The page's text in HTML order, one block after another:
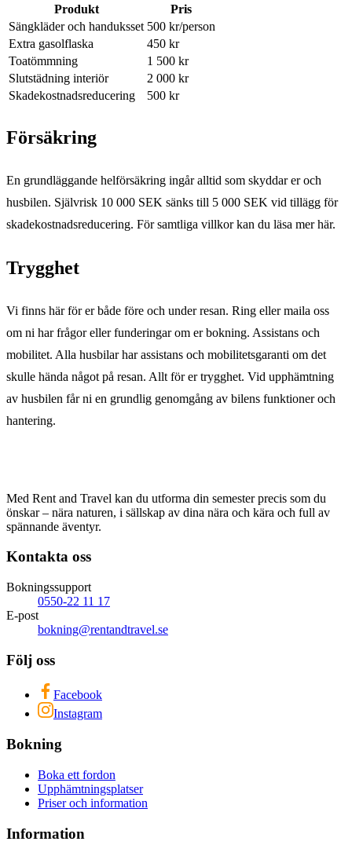
Produkt
Pris
Sängkläder och handuksset 500 kr/person
Extra gasolflaska
450 kr
Toatömmning
1 500 kr
Slutstädning interiör
2 000 kr
Skadekostnadsreducering
500 kr
Försäkring
En grundläggande helförsäkring ingår alltid som skyddar er och
husbilen. Självrisk 10 000 SEK sänks till 5 000 SEK vid tillägg för
skadekostnadsreducering. För samtliga villkor kan du läsa mer här.
Trygghet
Vi finns här för er både före och under resan. Ring eller maila oss
om ni har frågor eller funderingar om er bokning. Assistans och
mobilitet. Alla husbilar har assistans och mobilitetsgaranti om det
skulle hända något på resan. Allt för er trygghet. Vid upphämtning
av husbilen får ni en grundlig genomgång av bilens funktioner och
hantering.
Med Rent and Travel kan du utforma din semester precis som du
önskar – nära naturen, i sällskap av dina nära och kära och full av
spännande äventyr.
Kontakta oss
Bokningssupport
0550-22 11 17
E-post
bokning@rentandtravel.se
Följ oss
Facebook
Instagram
Bokning
Boka ett fordon
Upphämtningsplatser
Priser och information
Information